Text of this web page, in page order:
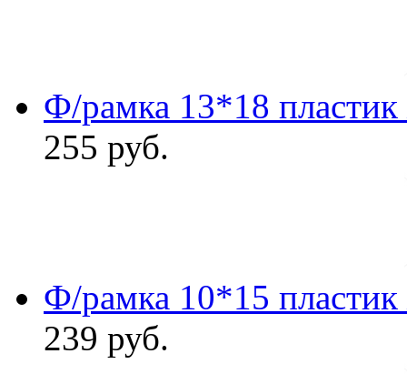
Ф/рамка 13*18
255 руб.
Ф/рамка 10*15
239 руб.